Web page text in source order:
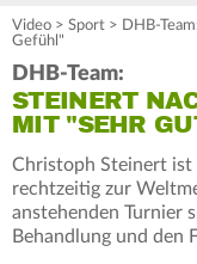
Video > Sport > DHB-
Gefühl"
DHB-Team:
STEINERT
MIT "SEHR
Christoph Steinert ist
rechtzeitig zur
anstehenden Turnier
Behandlung und den